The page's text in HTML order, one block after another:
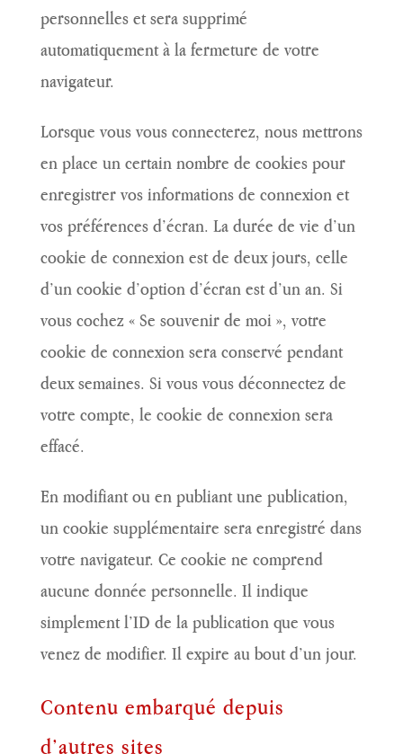
personnelles et sera supprimé
automatiquement à la fermeture de votre
navigateur.
Lorsque vous vous connecterez, nous mettrons
en place un certain nombre de cookies pour
enregistrer vos informations de connexion et
vos préférences d’écran. La durée de vie d’un
cookie de connexion est de deux jours, celle
d’un cookie d’option d’écran est d’un an. Si
vous cochez « Se souvenir de moi », votre
cookie de connexion sera conservé pendant
deux semaines. Si vous vous déconnectez de
votre compte, le cookie de connexion sera
effacé.
En modifiant ou en publiant une publication,
un cookie supplémentaire sera enregistré dans
votre navigateur. Ce cookie ne comprend
aucune donnée personnelle. Il indique
simplement l’ID de la publication que vous
venez de modifier. Il expire au bout d’un jour.
Contenu embarqué depuis
d’autres sites